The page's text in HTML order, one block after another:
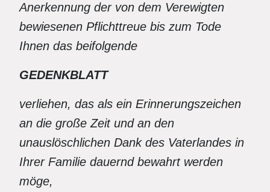
Anerkennung der von dem Verewigten
bewiesenen Pflichttreue bis zum Tode
Ihnen das beifolgende
GEDENKBLATT
verliehen, das als ein Erinnerungszeichen
an die große Zeit und an den
unauslöschlichen Dank des Vaterlandes in
Ihrer Familie dauernd bewahrt werden
möge,